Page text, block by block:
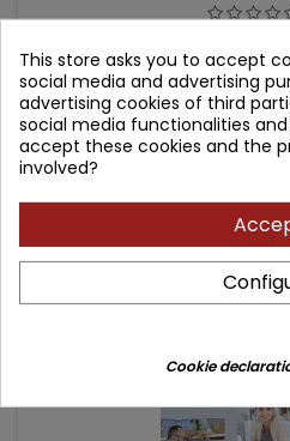
teraz
Price
59.90 zł
 Add
This store asks you to accept
social media and advertising
advertising cookies of third
social media functionalities and
accept these cookies and the
involved?
Cookie